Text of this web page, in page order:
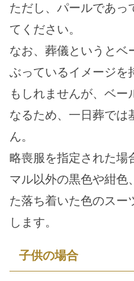
ただし、パールであっ
てください。
なお、葬儀というとベ
ぶっているイメージを
もしれませんが、ベー
なるため、一日葬では
ん。
略喪服を指定された場
マル以外の黒色や紺色
た落ち着いた色のスー
します。
子供の場合